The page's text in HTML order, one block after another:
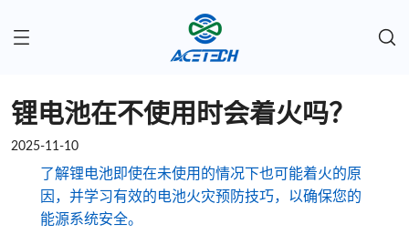
锂电池在不使用时会着火吗？
2025-11-10
了解锂电池即使在未使用的情况下也可能着火的原
因，并学习有效的电池火灾预防技巧，以确保您的
能源系统安全。